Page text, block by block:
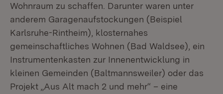
Wohnraum zu schaffen. Darunter waren unter
anderem Garagenaufstockungen (Beispiel
Karlsruhe-Rintheim), klosternahes
gemeinschaftliches Wohnen (Bad Waldsee), ein
Instrumentenkasten zur Innenentwicklung in
kleinen Gemeinden (Baltmannsweiler) oder das
Projekt „Aus Alt mach 2 und mehr“ – eine